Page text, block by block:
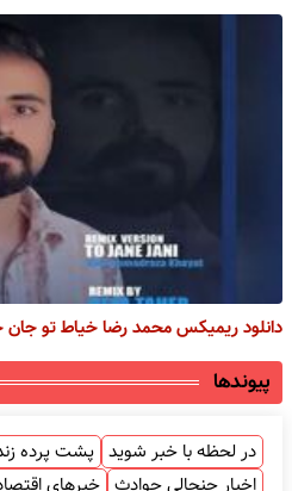
دانلود ریمیکس محمد رضا خیاط تو جان
پیوندها
در لحظه با خبر شوید پشت پرده
اخبار جنجالی حوادث خبرهای